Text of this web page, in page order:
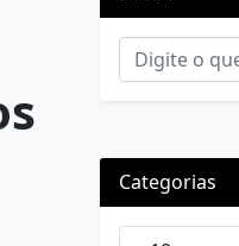
Categorias